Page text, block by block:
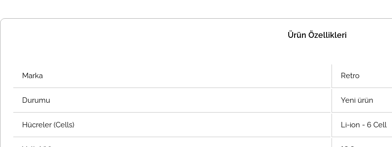
Ürün Özellikleri
Marka Retro
Durumu Yeni ürün
Hücreler (Cells) Li-ion - 6 Cell